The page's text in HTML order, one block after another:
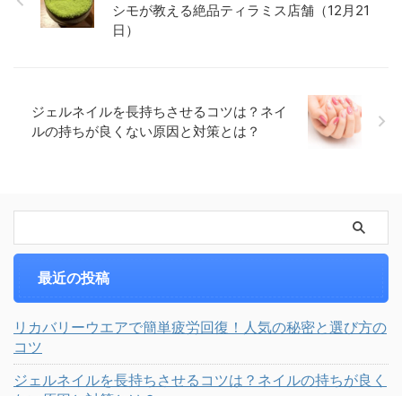
シモが教える絶品ティラミス店舗（12月21
日）
ジェルネイルを長持ちさせるコツは？ネイ
ルの持ちが良くない原因と対策とは？
最近の投稿
リカバリーウエアで簡単疲労回復！人気の秘密と選び方の
コツ
ジェルネイルを長持ちさせるコツは？ネイルの持ちが良く